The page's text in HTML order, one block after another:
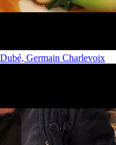
Germain Charlevoix